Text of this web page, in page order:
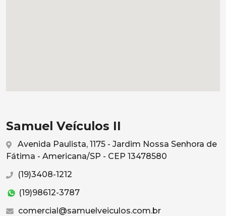
Samuel Veículos II
Avenida Paulista, 1175 - Jardim Nossa Senhora de
Fátima - Americana/SP - CEP 13478580
(19)3408-1212
(19)98612-3787
comercial@samuelveiculos.com.br